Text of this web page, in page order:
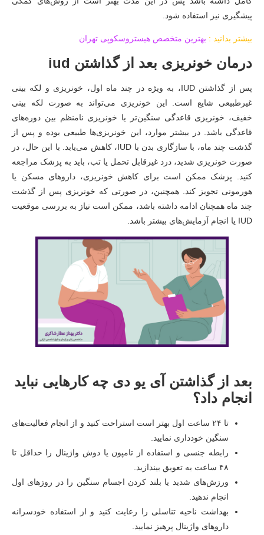
پیشگیری نیز استفاده شود.
بیشتر بدانید : بهترین متخصص هیستروسکوپی تهران
درمان خونریزی بعد از گذاشتن iud
پس از گذاشتن IUD، به ویژه در چند ماه اول، خونریزی و لکه بینی
غیرطبیعی شایع است. این خونریزی می‌تواند به صورت لکه بینی
خفیف، خونریزی قاعدگی سنگین‌تر یا خونریزی نامنظم بین دوره‌های
قاعدگی باشد. در بیشتر موارد، این خونریزی‌ها طبیعی بوده و پس از
گذشت چند ماه، با سازگاری بدن با IUD، کاهش می‌یابد. با این حال، در
صورت خونریزی شدید، درد غیرقابل تحمل یا تب، باید به پزشک مراجعه
کنید. پزشک ممکن است برای کاهش خونریزی، داروهای مسکن یا
هورمونی تجویز کند. همچنین، در صورتی که خونریزی پس از گذشت
چند ماه همچنان ادامه داشته باشد، ممکن است نیاز به بررسی موقعیت
IUD یا انجام آزمایش‌های بیشتر باشد.
بعد از گذاشتن آی یو دی چه کارهایی نباید
انجام داد؟
تا ۲۴ ساعت اول بهتر است استراحت کنید و از انجام فعالیت‌های
سنگین خودداری نمایید.
رابطه جنسی و استفاده از تامپون یا دوش واژینال را حداقل تا
۴۸ ساعت به تعویق بیندازید.
ورزش‌های شدید یا بلند کردن اجسام سنگین را در روزهای اول
انجام ندهید.
بهداشت ناحیه تناسلی را رعایت کنید و از استفاده خودسرانه
داروهای واژینال پرهیز نمایید.